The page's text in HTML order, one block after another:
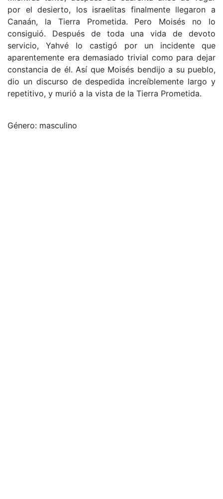
por el desierto, los israelitas finalmente llegaron a
Canaán, la Tierra Prometida. Pero Moisés no lo
consiguió. Después de toda una vida de devoto
servicio, Yahvé lo castigó por un incidente que
aparentemente era demasiado trivial como para dejar
constancia de él. Así que Moisés bendijo a su pueblo,
dio un discurso de despedida increíblemente largo y
repetitivo, y murió a la vista de la Tierra Prometida.
Género: masculino